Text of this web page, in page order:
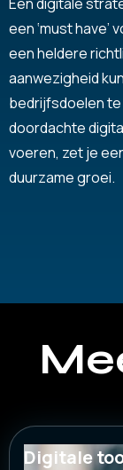
een ‘must
een heldere
aanwezigheid
bedrijfsdoelen te
doordachte
voeren, zet je
duurzame groei.
Digitale